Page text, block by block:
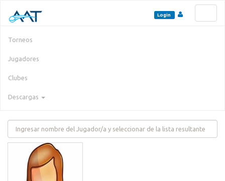
Torneos
Jugadores
Clubes
Descargas
Login